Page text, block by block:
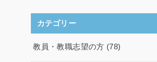
カテゴリー
教員・教職志望の方 (78)